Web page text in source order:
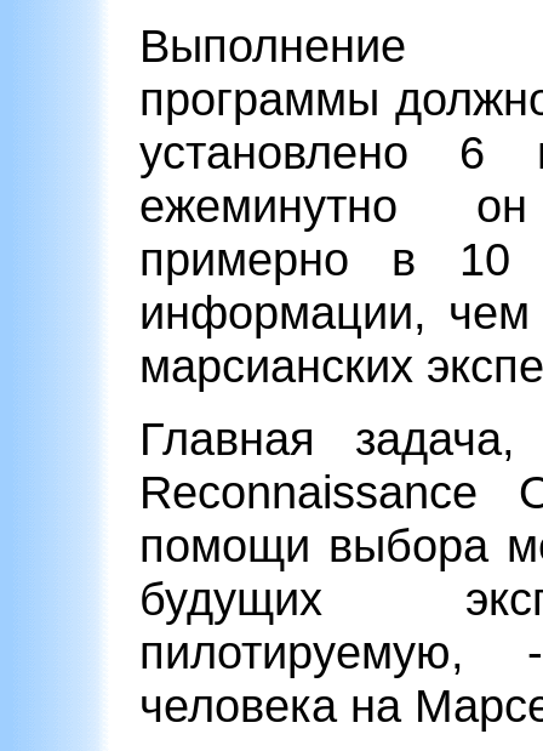
Выполнение
программы
установлено 6
ежеминутно
примерно в 10
информации,
марсианских
Главная
Reconnaissance
помощи выбора
будущих
человека на